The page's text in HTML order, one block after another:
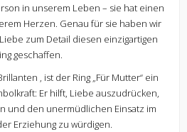
in unserem Leben – sie hat einen
Herzen. Genau für sie haben wir
zum Detail diesen einzigartigen
geschaffen.
, ist der Ring „Für Mutter“ ein
Er hilft, Liebe auszudrücken,
und den unermüdlichen Einsatz im
Erziehung zu würdigen.